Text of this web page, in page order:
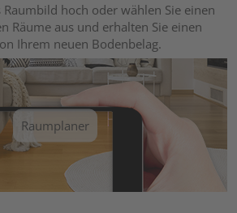
Raumbild hoch oder wählen Sie einen
Räume aus und erhalten Sie einen
Ihrem neuen Bodenbelag.
Raumplaner